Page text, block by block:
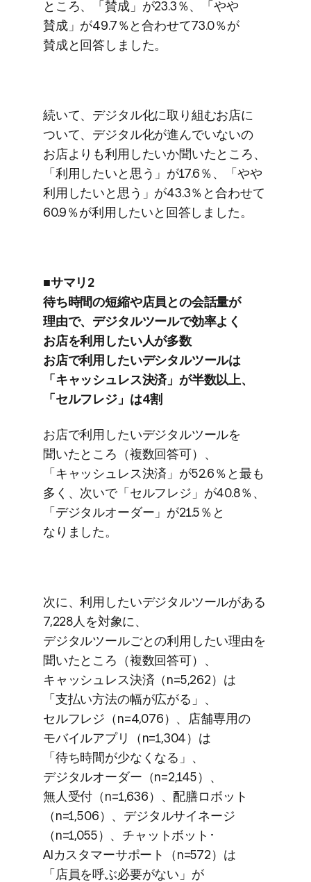
ところ、​「賛成」が​23.3％、​「やや​
賛成」が​49.7％と​合わせて​73.0％が​
賛成と​回答しました。
続いて、​デジタル化に​取り組む​お店に​
ついて、​デジタル化が​進んでいないの​
お店よりも​利用したいか​聞いた​ところ、​
「利用したいと​思う」が​17.6％、​「やや​
利用したいと​思う」が​43.3％と​合わせて​
60.9％が​利用したいと​回答しました。
■サマリ2
待ち時間の​短縮や​店員との​会話量が​
理由で、​デジタルツールで​効率よく​
お店を​利用したい​人が​多数
お店で​利用したい​デシタルツールは​
「キャッシュレス決済」が​半数以上、​
「セルフレジ」は​4割
お店で​利用したい​デジタルツールを​
聞いた​ところ​（複数回答可）、​
「キャッシュレス決済」が​52.6％と​最も​
多く、​次いで​「セルフレジ」が​40.8％、​
「デジタルオーダー」が​21.5％と​
なりました。
次に、​利用したい​デジタルツールが​ある​
7,228人を​対象に、​
デジタルツールごとの​利用したい​理由を​
聞いた​ところ​（複数回答可）、​
キャッシュレス決済​（n=5,262）は​
「支払い方​法の​幅が​広がる」、​
セルフレジ​（n=4,076）、​店舗専用の​
モバイルアプリ​（n=1,304）は​
「待ち時間が​少なくなる」、​
デジタルオーダー​（n=2,145）、​
無人受付​（n=1,636）、​配膳ロボット​
（n=1,506）、​デジタルサイネージ​
（n=1,055）、​チャットボット･
AIカスタマーサポート​（n=572）は​
「店員を​呼ぶ必要が​ない」が​